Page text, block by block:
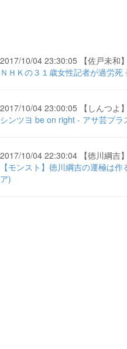
2017/10/04 23:30:05 【佐戸未和】
ＮＨＫの３１歳女性記者が過労
2017/10/04 23:00:05 【しんつよ】
シンツヨ be on right - アサ芸プラ
2017/10/04 22:30:04 【徳川綱吉】
【モンスト】徳川綱吉の運極は
ア)